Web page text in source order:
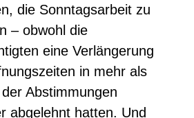
die Sonntagsarbeit zu
– obwohl die
eine Verlängerung
in mehr als
Abstimmungen
abgelehnt hatten. Und